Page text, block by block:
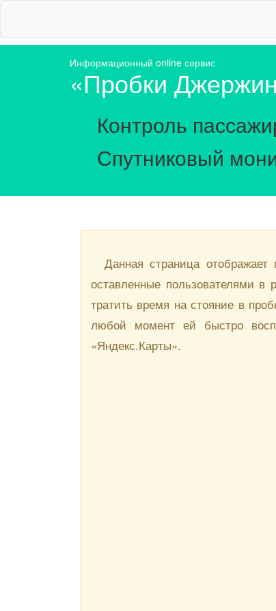
Информационный online сервис
«Пробки
Контроль
Спутниковый
Данная страница
оставленные пользователями
тратить время на стояние в
любой момент ей быстро
«Яндекс.Карты».